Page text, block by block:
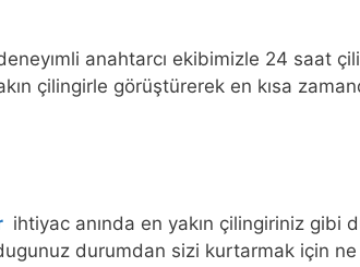
anahtarcı ekibimizle 24 saat
çilingirle görüştürerek en kısa
ihtiyac anında en yakın çilingiriniz gibi
durumdan sizi kurtarmak için ne